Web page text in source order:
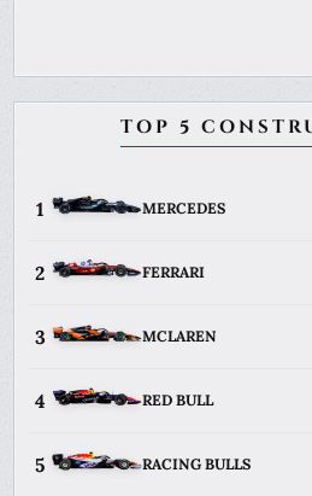
TOP 5
1 MERCEDES
2 FERRARI
3 MCLAREN
4 RED BULL
5 RACING BULLS